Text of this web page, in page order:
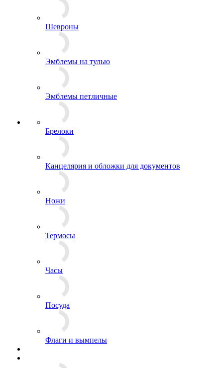
Пуговицы
Флажки на береты
Шевроны
Эмблемы на тулью
Эмблемы петличные
Брелоки
Канцелярия и обложки для документов
Ножи
Термосы
Часы